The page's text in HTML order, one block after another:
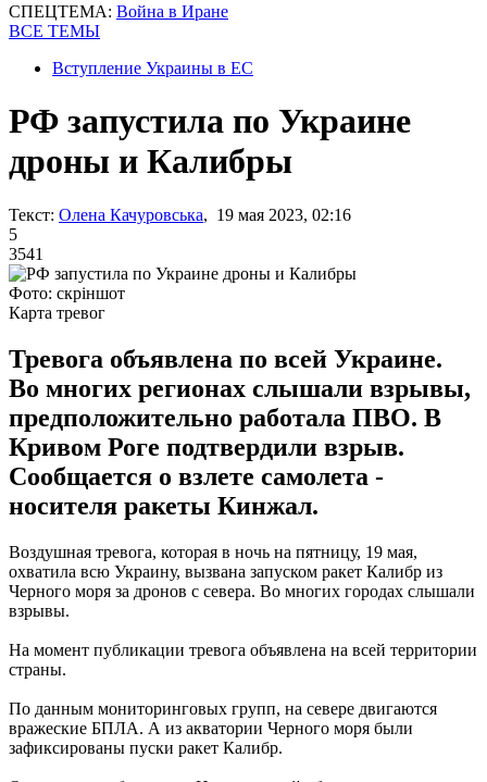
СПЕЦТЕМА: Война в Иране
ВСЕ ТЕМЫ
Вступление Украины в ЕС
РФ запустила по Украине
дроны и Калибры
Текст: Олена Качуровська, 19 мая 2023, 02:16
5
3541
Фото: скріншот
Карта тревог
Тревога объявлена по всей Украине.
Во многих регионах слышали взрывы,
предположительно работала ПВО. В
Кривом Роге подтвердили взрыв.
Сообщается о взлете самолета -
носителя ракеты Кинжал.
Воздушная тревога, которая в ночь на пятницу, 19 мая,
охватила всю Украину, вызвана запуском ракет Калибр из
Черного моря за дронов с севера. Во многих городах слышали
взрывы.
На момент публикации тревога объявлена на всей территории
страны.
По данным мониторинговых групп, на севере двигаются
вражеские БПЛА. А из акватории Черного моря были
зафиксированы пуски ракет Калибр.